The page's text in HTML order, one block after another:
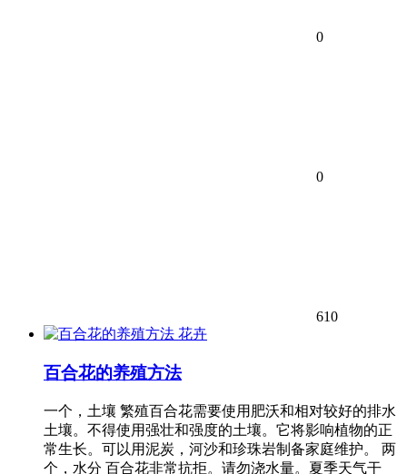
0
0
610
花卉
百合花的养殖方法
一个，土壤 繁殖百合花需要使用肥沃和相对较好的排水
土壤。不得使用强壮和强度的土壤。它将影响植物的正
常生长。可以用泥炭，河沙和珍珠岩制备家庭维护。 两
个，水分 百合花非常抗拒。请勿浇水量。夏季天气干